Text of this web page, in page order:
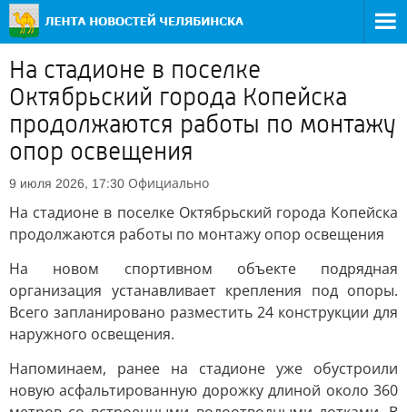
На стадионе в поселке
Октябрьский города Копейска
продолжаются работы по монтажу
опор освещения
9 июля 2026, 17:30 Официально
На стадионе в поселке Октябрьский города Копейска
продолжаются работы по монтажу опор освещения
На новом спортивном объекте подрядная
организация устанавливает крепления под опоры.
Всего запланировано разместить 24 конструкции для
наружного освещения.
Напоминаем, ранее на стадионе уже обустроили
новую асфальтированную дорожку длиной около 360